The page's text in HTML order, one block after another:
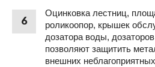
6
Оцинковка лестниц,
роликоопор, крышек
дозатора воды,
позволяют защитить
внешних